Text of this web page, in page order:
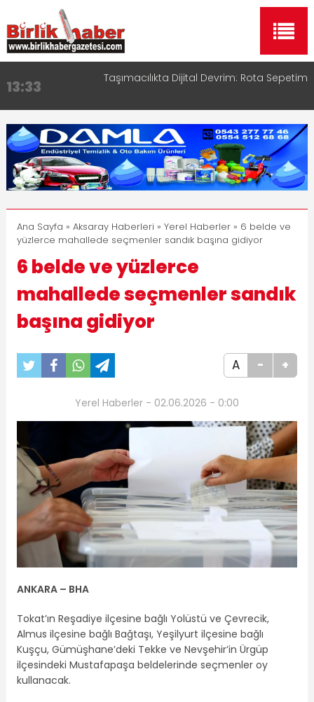
13:33 Taşımacılıkta Dijital Devrim: Rota Sepetim
17:15
Aksaray OSB Bölge Müdürü Makam Koltuğunu
Çocuklara Bıraktı
16:00
Aksaray Esnaf Rehberi ile Google ve Yapay Zeka
Aramalarında Öne Çıkın
8:23 Aksaray Esnaf Rehberi Hizmete Girdi
11:30
Birlikhaber.com Yayın Hayatına Başladı | Hızlı ve
Akıllı Haber Platformu
Ana Sayfa » Aksaray Haberleri » Yerel Haberler» 6 belde ve
yüzlerce mahallede seçmenler sandık başına gidiyor
6 belde ve yüzlerce
mahallede seçmenler sandık
başına gidiyor
A - +
Yerel Haberler - 02.06.2026 - 0:00
ANKARA – BHA
Tokat’ın Reşadiye ilçesine bağlı Yolüstü ve Çevrecik,
Almus ilçesine bağlı Bağtaşı, Yeşilyurt ilçesine bağlı
Kuşçu, Gümüşhane’deki Tekke ve Nevşehir’in Ürgüp
ilçesindeki Mustafapaşa beldelerinde seçmenler oy
kullanacak.